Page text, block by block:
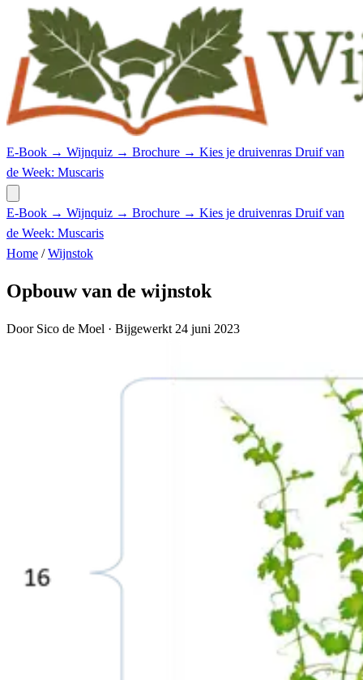
E-Book → Wijnquiz → Brochure → Kies je druivenras Druif van
de Week: Muscaris
E-Book → Wijnquiz → Brochure → Kies je druivenras Druif van
de Week: Muscaris
Home / Wijnstok
Opbouw van de wijnstok
Door Sico de Moel · Bijgewerkt 24 juni 2023